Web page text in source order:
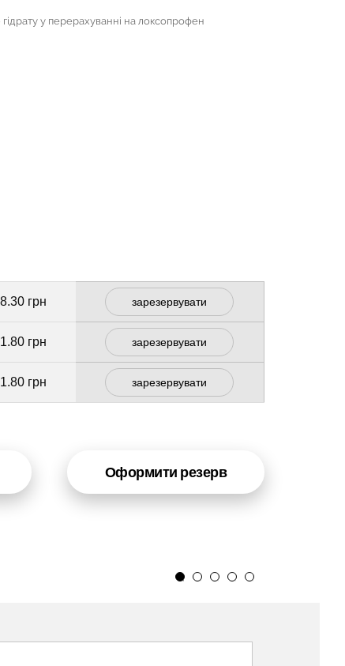
у перерахуванні на локсопрофен
грн зарезервувати
грн зарезервувати
грн зарезервувати
Оформити резерв